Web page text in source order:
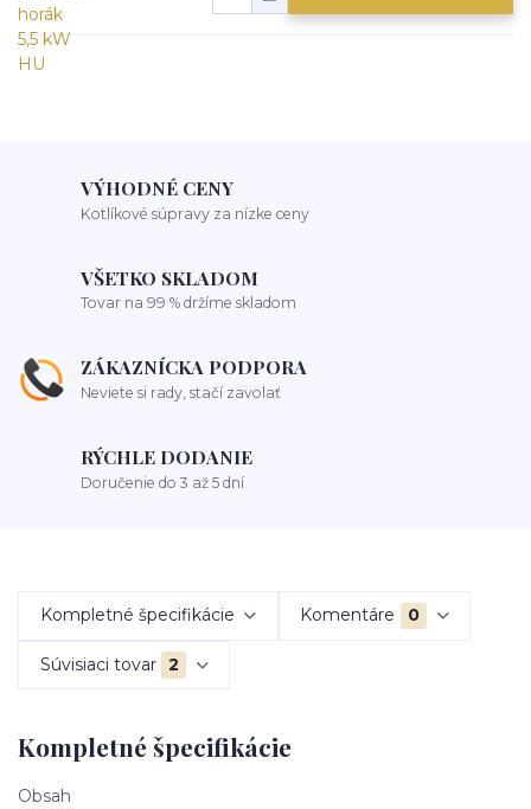
VÝHODNÉ CENY
Kotlíkové súpravy za nízke ceny
VŠETKO SKLADOM
Tovar na 99 % držíme skladom
ZÁKAZNÍCKA PODPORA
Neviete si rady, stačí zavolať
RÝCHLE DODANIE
Doručenie do 3 až 5 dní
Kompletné špecifikácie Komentáre 0
Súvisiaci tovar 2
Kompletné špecifikácie
Obsah